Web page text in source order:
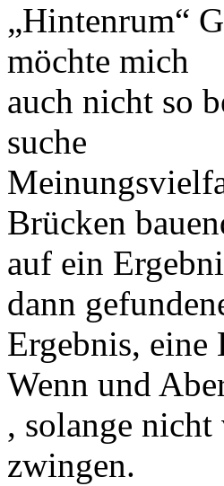
„Hintenrum“
möchte mich
auch nicht so
suche
Brücken
auf ein
dann
Ergebnis, eine
Wenn und
, solange
zwingen.